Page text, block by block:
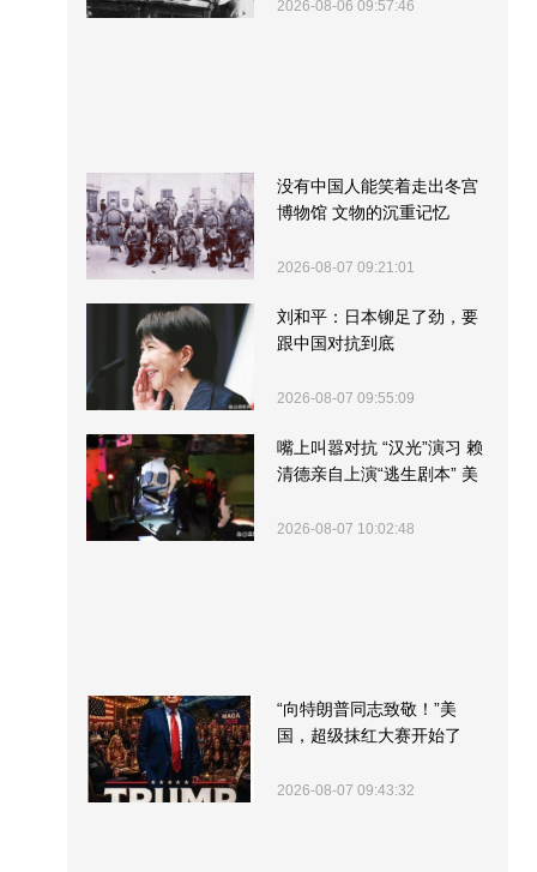
2026-08-06 09:57:46
没有中国人能笑着走出冬宫
博物馆 文物的沉重记忆
2026-08-07 09:21:01
刘和平：日本铆足了劲，要
跟中国对抗到底
2026-08-07 09:55:09
嘴上叫嚣对抗 “汉光”演习 赖
清德亲自上演“逃生剧本” 美
2026-08-07 10:02:48
“向特朗普同志致敬！”美
国，超级抹红大赛开始了
2026-08-07 09:43:32